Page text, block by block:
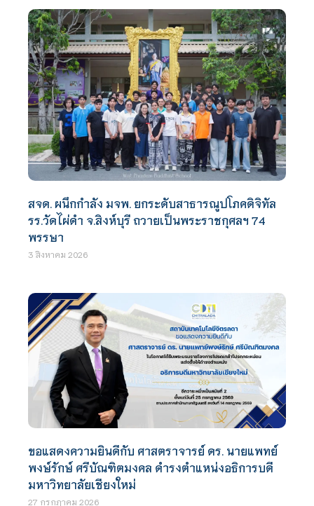
สจด. ผนึกกำลัง มจพ. ยกระดับสาธารณูปโภคดิจิทัล
รร.วัดไผ่ดำ จ.สิงห์บุรี ถวายเป็นพระราชกุศลฯ 74
พรรษา
3 สิงหาคม 2026
ขอแสดงความยินดีกับ ศาสตราจารย์ ดร. นายแพทย์
พงษ์รักษ์ ศรีบัณฑิตมงคล ดำรงตำแหน่งอธิการบดี
มหาวิทยาลัยเชียงใหม่
27 กรกฎาคม 2026